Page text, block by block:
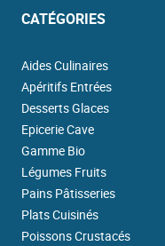
CATÉGORIES
Aides Culinaires
Apéritifs Entrées
Desserts Glaces
Epicerie Cave
Gamme Bio
Légumes Fruits
Pains Pâtisseries
Plats Cuisinés
Poissons Crustacés